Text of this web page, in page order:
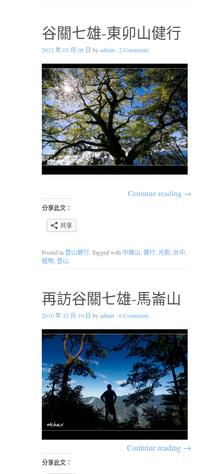
谷關七雄-東卯山健行
2012 年 03 月 08 日 byadmin · 2 Comments
Continue reading →
分享此文：
共享
Posted in 登山健行. Tagged with 中級山 健行 光影 台中
植物 登山.
再訪谷關七雄-馬崙山
2010 年 12 月 10 日 byadmin · 6 Comments
Continue reading →
分享此文：